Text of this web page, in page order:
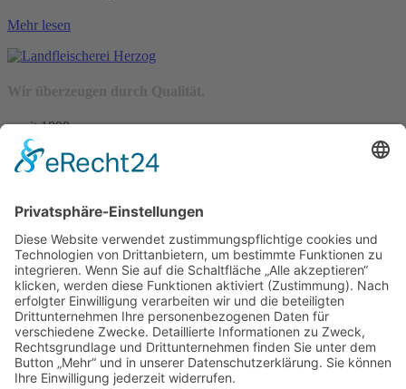
Mehr lesen
– seit 1898 –
Wir freuen uns auf Sie:
Landfleischerei & Catering Karl Herzog
Leutersdorfer Str. 6
02794 Spitzkunnersdorf
Tel.: 03586 / 38 62 96
Fax: 03586 / 78 93 32
Startseite